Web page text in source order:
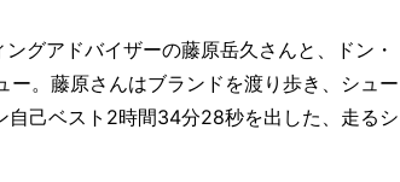
グアドバイザーの藤原岳久さんと、ドン・
ー。藤原さんはブランドを渡り歩き、シュー
己ベスト2時間34分28秒を出した、走るシ